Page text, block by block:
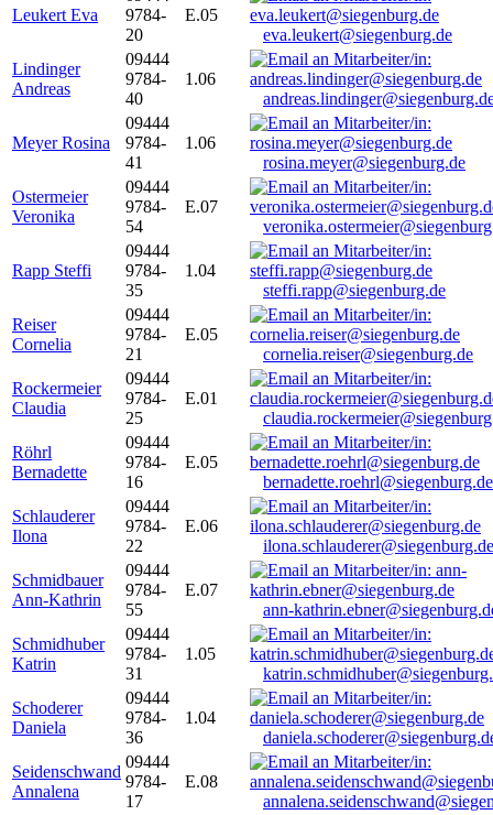
Leukert Eva
9784-
20
E.05
eva.leukert@siegenburg.de
Lindinger
Andreas
09444
9784-
40
1.06
Meyer Rosina
09444
9784-
41
1.06
rosina.meyer@siegenburg.de
Ostermeier
Veronika
09444
9784-
54
E.07
Rapp Steffi
09444
9784-
35
1.04
steffi.rapp@siegenburg.de
Reiser
Cornelia
09444
9784-
21
E.05
cornelia.reiser@siegenburg.de
Rockermeier
Claudia
09444
9784-
25
E.01
Röhrl
Bernadette
09444
9784-
16
E.05
bernadette.roehrl@siegenburg.de
Schlauderer
Ilona
09444
9784-
22
E.06
ilona.schlauderer@siegenburg.de
Schmidbauer
Ann-Kathrin
09444
9784-
55
E.07
ann-
Schmidhuber
Katrin
09444
9784-
31
1.05
Schoderer
Daniela
09444
9784-
36
1.04
Seidenschwand
Annalena
09444
9784-
17
E.08